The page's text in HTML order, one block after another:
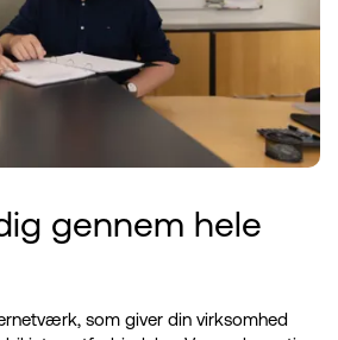
gennem hele
som giver din virksomhed